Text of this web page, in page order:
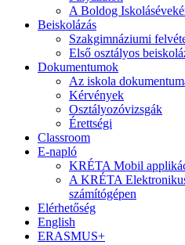
Művészeti
Szakgimnázium
A Boldog
Beiskolázás
Szakgimnáziumi
Első osztályos
Dokumentumok
Az iskola
Kérvények
Osztályozóvizsgák
Érettségi
Classroom
E-napló
KRÉTA Mobil
A KRÉTA
számítógépen
Elérhetőség
English
ERASMUS+